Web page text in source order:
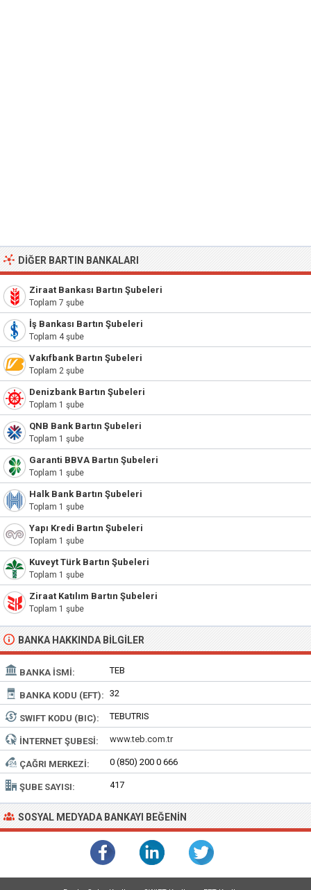
DIĞER BARTIN BANKALARI
Ziraat Bankası Bartın Şubeleri
Toplam 7 şube
İş Bankası Bartın Şubeleri
Toplam 4 şube
Vakıfbank Bartın Şubeleri
Toplam 2 şube
Denizbank Bartın Şubeleri
Toplam 1 şube
QNB Bank Bartın Şubeleri
Toplam 1 şube
Garanti BBVA Bartın Şubeleri
Toplam 1 şube
Halk Bank Bartın Şubeleri
Toplam 1 şube
Yapı Kredi Bartın Şubeleri
Toplam 1 şube
Kuveyt Türk Bartın Şubeleri
Toplam 1 şube
Ziraat Katılım Bartın Şubeleri
Toplam 1 şube
BANKA HAKKINDA BILGILER
BANKA İSMI: TEB
BANKA KODU (EFT): 32
SWIFT KODU (BIC): TEBUTRIS
İNTERNET ŞUBESI: www.teb.com.tr
ÇAĞRI MERKEZI: 0 (850) 200 0 666
ŞUBE SAYISI: 417
SOSYAL MEDYADA BANKAYI BEĞENIN